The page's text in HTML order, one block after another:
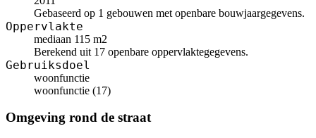
Gebaseerd op 1 gebouwen met openbare bouwjaargegevens.
Oppervlakte
mediaan 115 m2
Berekend uit 17 openbare oppervlaktegegevens.
Gebruiksdoel
woonfunctie
woonfunctie (17)
Omgeving rond de straat